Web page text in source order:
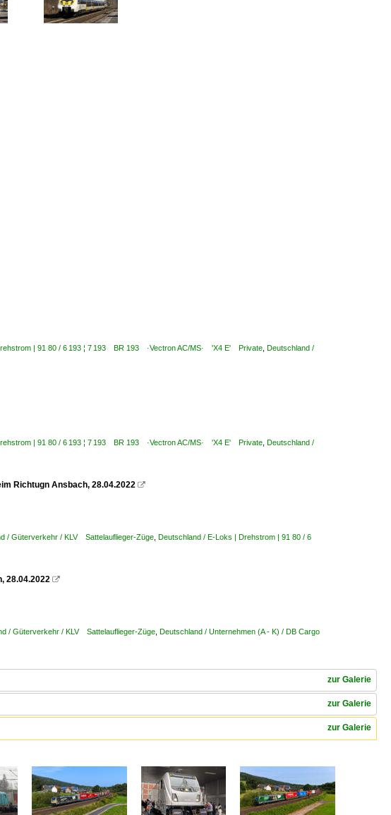
| 91 80 / 6 193 ¦ 7 193 BR 193 ·Vectron AC/MS· 'X4 E' Private Deutschland /
| 91 80 / 6 193 ¦ 7 193 BR 193 ·Vectron AC/MS· 'X4 E' Private Deutschland /
Richtugn Ansbach, 28.04.2022 
/ Güterverkehr / KLV Sattelauflieger-Züge Deutschland / E-Loks | Drehstrom | 91 80 / 6
28.04.2022 
/ Güterverkehr / KLV Sattelauflieger-Züge Deutschland / Unternehmen (A - K) / DB Cargo
zur Galerie
zur Galerie
zur Galerie